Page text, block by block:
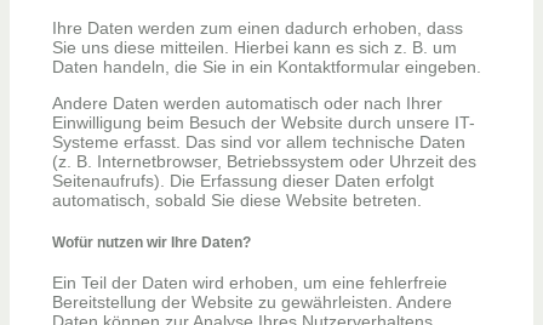
Ihre Daten werden zum einen dadurch erhoben, dass
Sie uns diese mitteilen. Hierbei kann es sich z. B. um
Daten handeln, die Sie in ein Kontaktformular eingeben.
Andere Daten werden automatisch oder nach Ihrer
Einwilligung beim Besuch der Website durch unsere IT-
Systeme erfasst. Das sind vor allem technische Daten
(z. B. Internetbrowser, Betriebssystem oder Uhrzeit des
Seitenaufrufs). Die Erfassung dieser Daten erfolgt
automatisch, sobald Sie diese Website betreten.
Wofür nutzen wir Ihre Daten?
Ein Teil der Daten wird erhoben, um eine fehlerfreie
Bereitstellung der Website zu gewährleisten. Andere